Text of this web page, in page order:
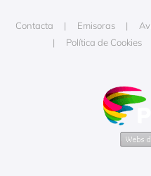
Contacta Emisoras
Política de Cookies